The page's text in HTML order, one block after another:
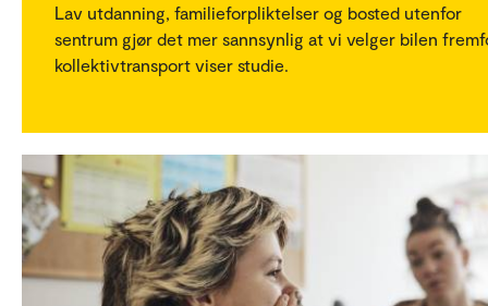
Lav utdanning, familieforpliktelser og bosted utenfor
sentrum gjør det mer sannsynlig at vi velger bilen
kollektivtransport viser studie.